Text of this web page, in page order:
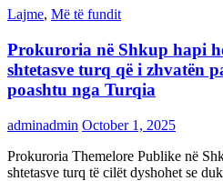
Lajme, Më të fundit
Prokuroria në Shkup hapi
shtetasve turq që i zhvatën
poashtu nga Turqia
adminadmin October 1, 2025
Prokuroria Themelore Publike në
shtetasve turq të cilët dyshohet se